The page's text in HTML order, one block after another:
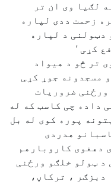
ﻟګﯿﺎ ﻭﯼ ﺍﻥ ﺗﺮ
ﺯﺣﻤﺖ ﺩﺩﯼ ﻟﭙﺎﺭﻩ
ﺩټﻮﻟﻨﯽ ﺩ ﻟﭙﺎﺭﻩ
ﮐړﯽ '
ﺗﺮ څﻮ ﺩ ﻫﯿﻮﺍﺩ
ﻣﺴﺠﺪﻭﻧﻪ ﺟﻮړ ﮐړﯽ
ﻭﺭځﻨﯽ ﺿﺮﻭﺭﯾﺎﺕ
ﺩﺍﺩﻩ ﭼﯽ ﮐﺎﺳﺐ ﮐﻪ ﻟﻪ
ﭘﻮﺭﻩ ﮐﻮﯼ ﻟﻪ ﺑﻞ
هدردی
دهغوی ﮐﺎﺭﻭﺑﺎﺭﻫﻢ
ﺩ ټﻮﻟﻮ ﺧﻠګﻮ ﻭﺭځﻨﯽ
ﺩﺑﺰګﺮ ، ﺗﺮﮐﺎڼ،